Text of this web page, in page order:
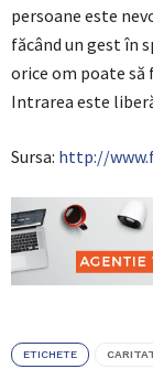
persoane este
făcând un gest în
orice om poate să
Intrarea este
Sursa: http://
ETICHETE